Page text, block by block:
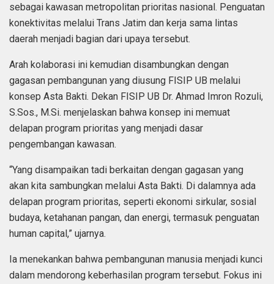
sebagai kawasan metropolitan prioritas nasional. Penguatan
konektivitas melalui Trans Jatim dan kerja sama lintas
daerah menjadi bagian dari upaya tersebut.
Arah kolaborasi ini kemudian disambungkan dengan
gagasan pembangunan yang diusung FISIP UB melalui
konsep Asta Bakti. Dekan FISIP UB Dr. Ahmad Imron Rozuli,
S.Sos., M.Si. menjelaskan bahwa konsep ini memuat
delapan program prioritas yang menjadi dasar
pengembangan kawasan.
“Yang disampaikan tadi berkaitan dengan gagasan yang
akan kita sambungkan melalui Asta Bakti. Di dalamnya ada
delapan program prioritas, seperti ekonomi sirkular, sosial
budaya, ketahanan pangan, dan energi, termasuk penguatan
human capital,” ujarnya.
Ia menekankan bahwa pembangunan manusia menjadi kunci
dalam mendorong keberhasilan program tersebut. Fokus ini